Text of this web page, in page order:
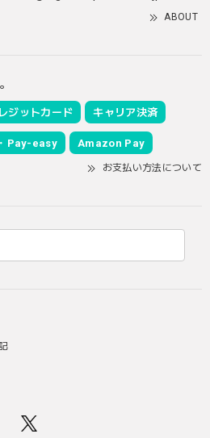
ABOUT
ジットカード キャリア決済
Pay-easy Amazon Pay
お支払い方法について